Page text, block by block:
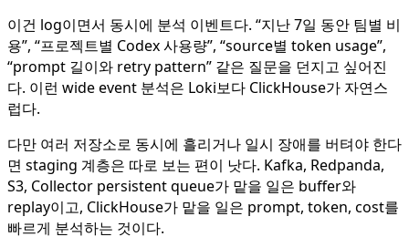
이건 log이면서 동시에 분석 이벤트다. “지난 7일 동안 팀별 비
용”, “프로젝트별 Codex 사용량”, “source별 token usage”,
“prompt 길이와 retry pattern” 같은 질문을 던지고 싶어진
다. 이런 wide event 분석은 Loki보다 ClickHouse가 자연스
럽다.
다만 여러 저장소로 동시에 흘리거나 일시 장애를 버텨야 한다
면 staging 계층은 따로 보는 편이 낫다. Kafka, Redpanda,
S3, Collector persistent queue가 맡을 일은 buffer와
replay이고, ClickHouse가 맡을 일은 prompt, token, cost를
빠르게 분석하는 것이다.